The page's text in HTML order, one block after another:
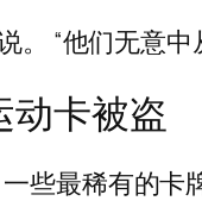
。 “他们无意
动卡被盗
些最稀有的卡